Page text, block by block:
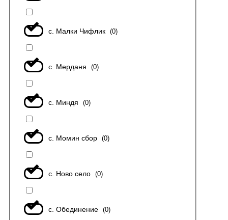
с. Малки Чифлик (0)
с. Мерданя (0)
с. Миндя (0)
с. Момин сбор (0)
с. Ново село (0)
с. Обединение (0)